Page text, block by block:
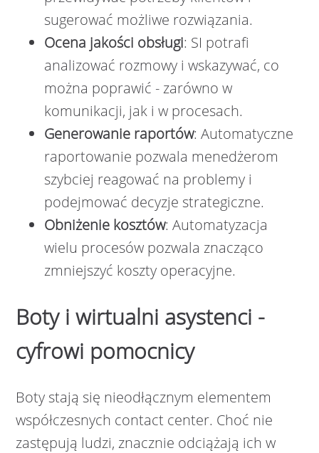
sugerować możliwe rozwiązania.
Ocena jakości obsługi: SI potrafi
analizować rozmowy i wskazywać, co
można poprawić - zarówno w
komunikacji, jak i w procesach.
Generowanie raportów: Automatyczne
raportowanie pozwala menedżerom
szybciej reagować na problemy i
podejmować decyzje strategiczne.
Obniżenie kosztów: Automatyzacja
wielu procesów pozwala znacząco
zmniejszyć koszty operacyjne.
Boty i wirtualni asystenci -
cyfrowi pomocnicy
Boty stają się nieodłącznym elementem
współczesnych contact center. Choć nie
zastępują ludzi, znacznie odciążają ich w